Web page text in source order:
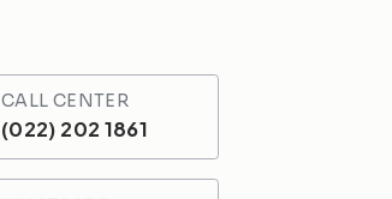
CALL CENTER
(022) 202 1861